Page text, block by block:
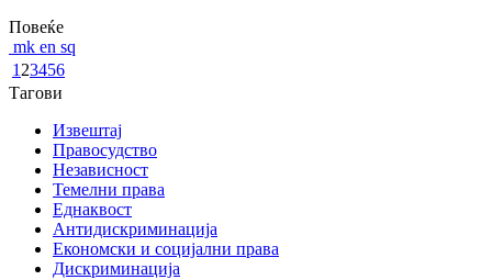
Повеќе
mk en sq
1 23456
Тагови
Извештај
Правосудство
Независност
Темелни права
Еднаквост
Антидискриминација
Економски и социјални права
Дискриминација